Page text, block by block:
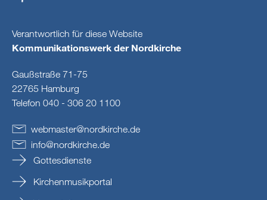
Verantwortlich für diese Website
Kommunikationswerk der Nordkirche
Gaußstraße 71-75
22765 Hamburg
Telefon 040 - 306 20 1100
webmaster@nordkirche.de
info@nordkirche.de
Gottesdienste
Kirchenmusikportal